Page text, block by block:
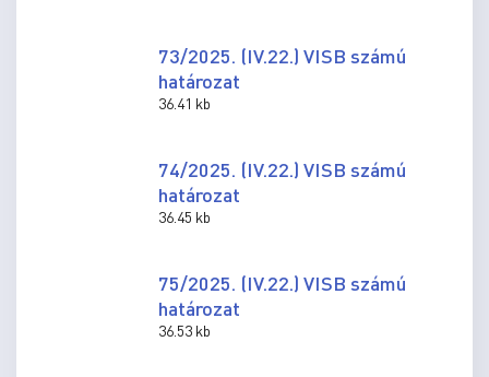
73/2025. (IV.22.) VISB számú
határozat
36.41 kb
74/2025. (IV.22.) VISB számú
határozat
36.45 kb
75/2025. (IV.22.) VISB számú
határozat
36.53 kb